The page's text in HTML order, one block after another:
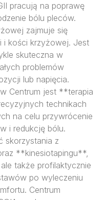
pracują na poprawę
bólu pleców.
zajmuje się
i kości krzyżowej. Jest
skuteczna w
problemów
lub napięcia.
Centrum jest **terapia
technikach
na celu przywrócenie
i redukcję bólu.
skorzystania z
**kinesiotapingu**,
także profilaktycznie
po wyleczeniu
Centrum